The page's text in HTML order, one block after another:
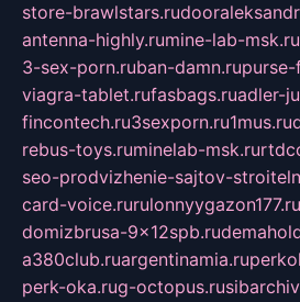
store-brawlstars.ru
antenna-highly.rumine-lab-msk.ru
3-sex-porn.ruban-damn.ru
viagra-tablet.rufasbags.ruadler-
fincontech.ru3sexporn.ru1mus.ru
rebus-toys.ruminelab-msk.ru
seo-prodvizhenie-sajtov-
card-voice.rurulonnyygazon177.ru
domizbrusa-9x12spb.ru
a380club.ruargentinamia.ru
perk-oka.rug-octopus.ru